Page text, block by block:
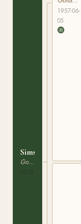
Simson
Gotlandsruss
1957-06-
05